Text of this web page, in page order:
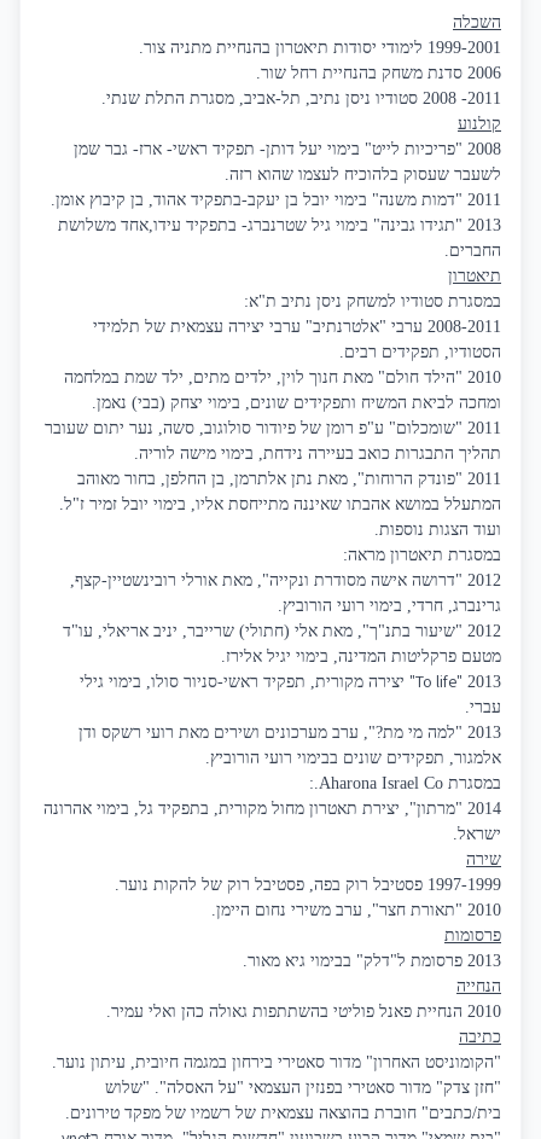
השכלה
1999-2001 לימודי יסודות תיאטרון בהנחיית מתניה צור.
2006 סדנת משחק בהנחיית רחל שור.
2011- 2008 סטודיו ניסן נתיב, תל-אביב, מסגרת התלת שנתי.
קולנוע
2008 "פריכיות לייט" בימוי יעל דותן- תפקיד ראשי- ארז- גבר שמן
לשעבר שעסוק בלהוכיח לעצמו שהוא רזה.
2011 "דמות משנה" בימוי יובל בן יעקב-בתפקיד אהוד, בן קיבוץ אומן.
2013 "תגידו גבינה" בימוי גיל שטרנברג- בתפקיד עידו,אחד משלושת
החברים.
תיאטרון
במסגרת סטודיו למשחק ניסן נתיב ת"א:
2008-2011 ערבי "אלטרנתיב" ערבי יצירה עצמאית של תלמידי
הסטודיו, תפקידים רבים.
2010 "הילד חולם" מאת חנוך לוין, ילדים מתים, ילד שמת במלחמה
ומחכה לביאת המשיח ותפקידים שונים, בימוי יצחק (בבי) נאמן.
2011 "שומכלום" ע"פ רומן של פיודור סולוגוב, סשה, נער יתום שעובר
תהליך התבגרות כואב בעיירה נידחת, בימוי מישה לוריה.
2011 "פונדק הרוחות", מאת נתן אלתרמן, בן החלפן, בחור מאוהב
המתעלל במושא אהבתו שאיננה מתייחסת אליו, בימוי יובל זמיר ז"ל.
ועוד הצגות נוספות.
במסגרת תיאטרון מראה:
2012 "דרושה אישה מסודרת ונקייה", מאת אורלי רובינשטיין-קצף,
גרינברג, חרדי, בימוי רועי הורוביץ.
2012 "שיעור בתנ"ך", מאת אלי (חתולי) שרייבר, יניב אריאלי, עו"ד
מטעם פרקליטות המדינה, בימוי יגיל אלירז.
2013
"To life" יצירה מקורית, תפקיד ראשי-סניור סולו, בימוי גילי
עברי.
2013 "למה מי מת?", ערב מערכונים ושירים מאת רועי רשקס ודן
אלמגור, תפקידים שונים בבימוי רועי הורוביץ.
במסגרת Aharona Israel Co.:
2014 "מרתון", יצירת תאטרון מחול מקורית, בתפקיד גל, בימוי אהרונה
ישראל.
שירה
1997-1999 פסטיבל רוק בפה, פסטיבל רוק של להקות נוער.
2010 "תאורת חצר", ערב משירי נחום היימן.
פרסומות
2013 פרסומת ל"דלק" בבימוי גיא מאור.
הנחייה
2010 הנחיית פאנל פוליטי בהשתתפות גאולה כהן ואלי עמיר.
כתיבה
"הקומוניסט האחרון" מדור סאטירי בירחון במגמה חיובית, עיתון נוער.
"חזן צדק" מדור סאטירי בפנזין העצמאי "על האסלה". "שלוש
בית/כתבים" חוברת בהוצאה עצמאית של רשמיו של מפקד טירונים.